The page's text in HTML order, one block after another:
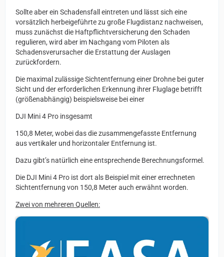
Sollte aber ein Schadensfall eintreten und lässt sich eine
vorsätzlich herbeigeführte zu große Flugdistanz nachweisen,
muss zunächst die Haftpflichtversicherung den Schaden
regulieren, wird aber im Nachgang vom Piloten als
Schadensverursacher die Erstattung der Auslagen
zurückfordern.
Die maximal zulässige Sichtentfernung einer Drohne bei guter
Sicht und der erforderlichen Erkennung ihrer Fluglage betrifft
(größenabhängig) beispielsweise bei einer
DJI Mini 4 Pro insgesamt
150,8 Meter, wobei das die zusammengefasste Entfernung
aus vertikaler und horizontaler Entfernung ist.
Dazu gibt’s natürlich eine entsprechende Berechnungsformel.
Die DJI Mini 4 Pro ist dort als Beispiel mit einer errechneten
Sichtentfernung von 150,8 Meter auch erwähnt worden.
Zwei von mehreren Quellen: